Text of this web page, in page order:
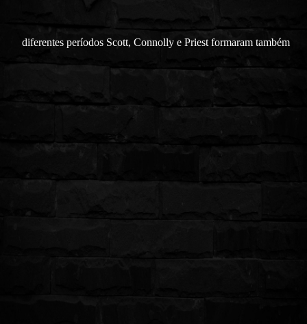
diferentes períodos Scott, Connolly e Priest formaram também